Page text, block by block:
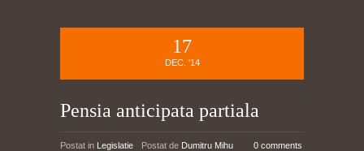
17
DEC. '14
Pensia anticipata partiala
Postat in Legislatie Postat de Dumitru Mihu 0 comments